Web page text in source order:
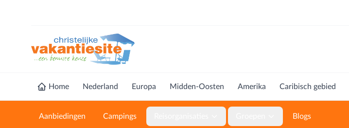
Home Nederland Europa Midden-Oosten Amerika Caribisch gebied
Aanbiedingen Campings Blogs